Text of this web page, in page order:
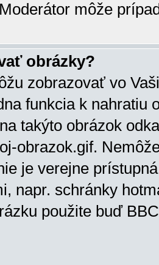
môže
obrázky?
zobrazovať vo
funkcia k nahratiu
takýto obrázok
obrazok.gif.
je verejne
napr. schránky
použite buď